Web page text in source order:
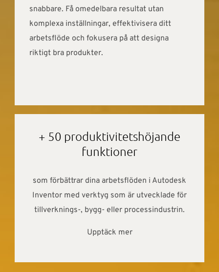
snabbare. Få omedelbara resultat utan
komplexa inställningar, effektivisera ditt
arbetsflöde och fokusera på att designa
riktigt bra produkter.
+ 50 produktivitetshöjande
funktioner
som förbättrar dina arbetsflöden i Autodesk
Inventor med verktyg som är utvecklade för
tillverknings-, bygg- eller processindustrin.
Upptäck mer